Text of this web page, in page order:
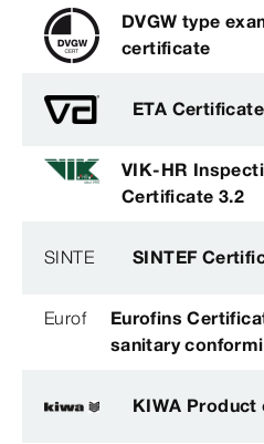
DVGW type
certificate
ETA Certificate
VIK-HR
Certificate 3.2
SINTE SINTEF
Eurof
Eurofins
sanitary
KIWA